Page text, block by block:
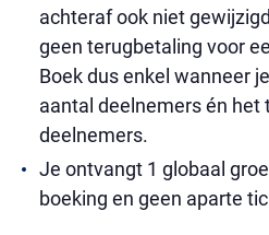
achteraf ook niet
geen terugbetaling voor
Boek dus enkel wanneer
aantal deelnemers én het
deelnemers.
Je ontvangt 1 globaal
boeking en geen aparte